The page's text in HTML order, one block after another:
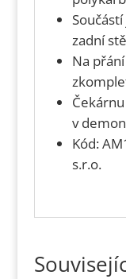
zadní
Na
v
Kód:
s.r.o.